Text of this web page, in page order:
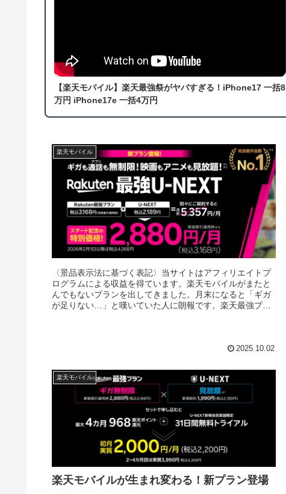
【楽天モバイル】楽天最強祭がヤバすぎる！iPhone17 一括8
万円 iPhone17e 一括4万円
楽天モバイル
〈景品表示法に基づく表記〉当サイトはアフィリエイトプ
ログラムによる収益を得ています。楽天モバイルがまたと
んでもないプランを出してきました。月末になると「ギガ
が足りない…」と嘆いていた人に朗報です。楽天最強プラ
2025.10.02
楽天モバイル
楽天モバイルが生まれ変わる！新プラン登場